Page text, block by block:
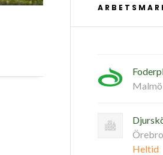
Malmö
Örebro
Heltid